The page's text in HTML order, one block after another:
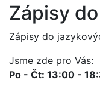
Zápisy
Zápisy do
Jsme zde pro Vás:
Po - Čt: 13:00 -